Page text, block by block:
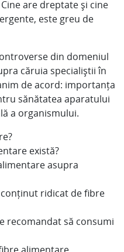
are dreptate și cine
este greu de
din domeniul
căruia specialiștii în
de acord: importanța
sănătatea aparatului
a organismului.
există?
asupra
ridicat de fibre
recomandat să consumi